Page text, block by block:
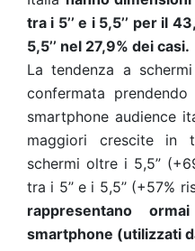
tra i 5’’ e i 5,5’’ per il
5,5’’ nel 27,9% dei casi.
La tendenza a
confermata
smartphone audience
maggiori crescite in
schermi oltre i 5,5”
tra i 5’’ e i 5,5’’ (+57%
rappresentano
smartphone (utilizzati